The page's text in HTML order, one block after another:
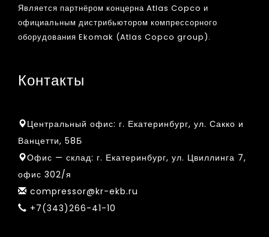
Является партнёром концерна Atlas Copco и
официальным дистрибьютором компрессорного
оборудования Ekomak (Atlas Copco group).
Контакты
Центральный офис: г. Екатеринбург, ул. Сакко и
Ванцетти, 58Б
Офис — склад: г. Екатеринбург, ул. Цвиллинга 7,
офис 302/я
compressor@kr-ekb.ru
+7(343)266-41-10